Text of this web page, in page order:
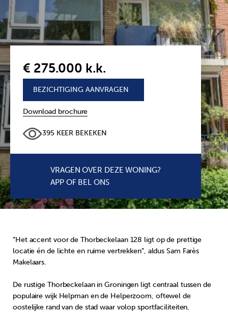
€ 275.000 k.k.
BEZICHTIGING AANVRAGEN
Download brochure
395 KEER BEKEKEN
VRAGEN OVER DEZE WONING?
APP OF BEL ONS
“Het accent voor de Thorbeckelaan 128 ligt op de prettige
locatie én de lichte en ruime vertrekken”, aldus Sam Farès
Makelaars.
De rustige Thorbeckelaan in Groningen ligt centraal tussen de
populaire wijk Helpman en de Helperzoom, oftewel de
oostelijke rand van de stad waar volop sportfaciliteiten,